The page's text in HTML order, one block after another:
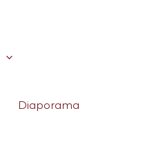
Diaporama